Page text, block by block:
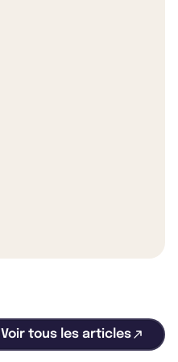
Voir tous les articles